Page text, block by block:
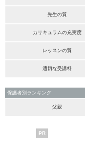
先生の質
カリキュラムの充実度
レッスンの質
適切な受講料
保護者別ランキング
父親
PR